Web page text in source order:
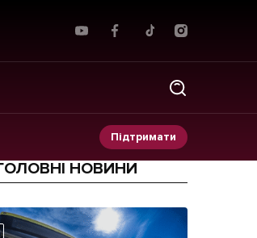
Підтримати
релізи
Відео
НОВИНИ